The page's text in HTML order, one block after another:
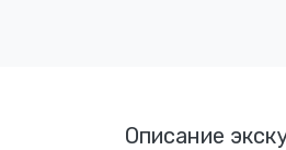
Описание